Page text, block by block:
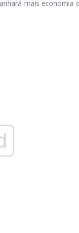
mais economia